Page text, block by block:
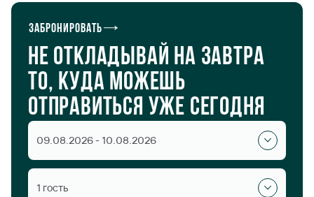
Забронировать
Не откладывай на завтра
то, куда можешь
отправиться уже сегодня
09.08.2026 - 10.08.2026
1 гость